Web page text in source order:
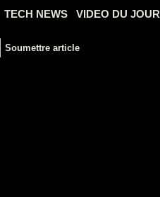
TECH NEWS
VIDEO DU JOUR
Soumettre article